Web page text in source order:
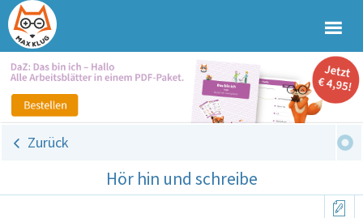
Zurück
Hör hin und schreibe